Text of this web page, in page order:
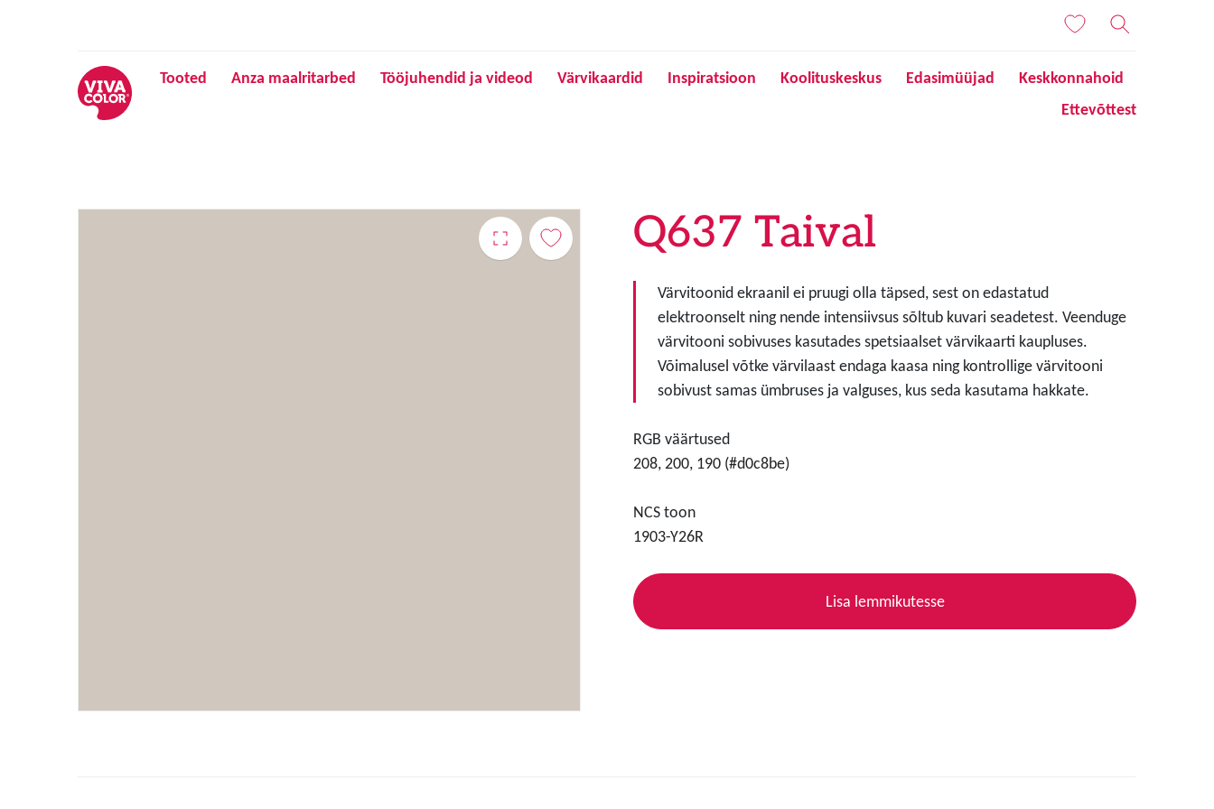
Tooted Anza maalritarbed Tööjuhendid ja videod Värvikaardid Inspiratsioon Koolituskeskus Edasimüüjad
Keskkonnahoid
Ettevõttest
Q637 Taival
Värvitoonid ekraanil ei pruugi olla täpsed, sest on edastatud
elektroonselt ning nende intensiivsus sõltub kuvari seadetest. Veenduge
värvitooni sobivuses kasutades spetsiaalset värvikaarti kaupluses.
Võimalusel võtke värvilaast endaga kaasa ning kontrollige värvitooni
sobivust samas ümbruses ja valguses, kus seda kasutama hakkate.
RGB väärtused
208, 200, 190 (#d0c8be)
NCS toon
1903-Y26R
Lisa lemmikutesse